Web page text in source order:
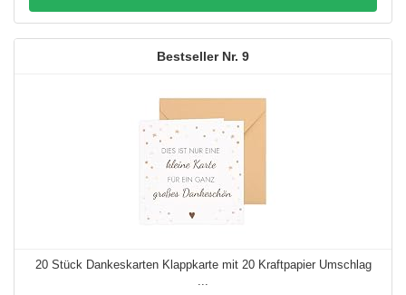
9
20 Stück Dankeskarten Klappkarte mit 20 Kraftpapier Umschlag
...